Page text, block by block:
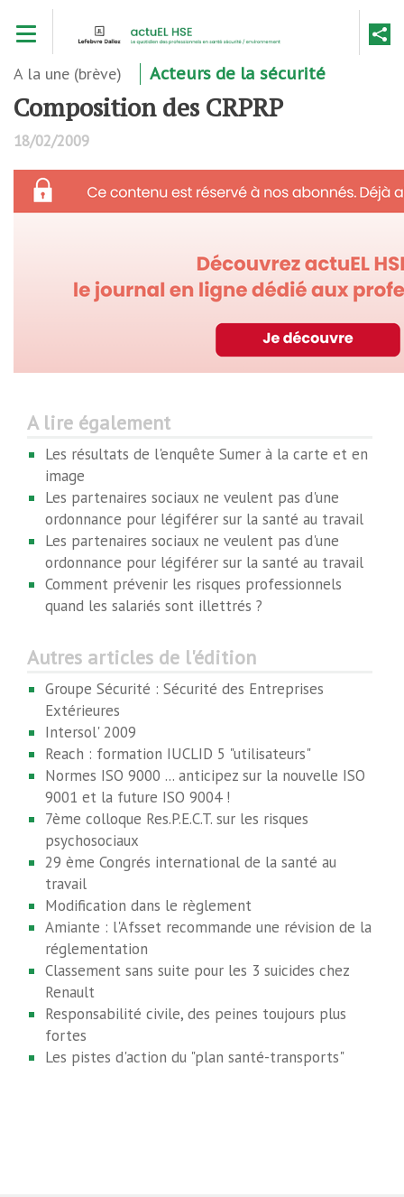
contenu
A la une (brève) Acteurs de la sécurité
Composition des CRPRP
18/02/2009
A lire également
Les résultats de l'enquête Sumer à la carte et en
image
Les partenaires sociaux ne veulent pas d'une
ordonnance pour légiférer sur la santé au travail
Les partenaires sociaux ne veulent pas d'une
ordonnance pour légiférer sur la santé au travail
Comment prévenir les risques professionnels
quand les salariés sont illettrés ?
Autres articles de l'édition
Groupe Sécurité : Sécurité des Entreprises
Extérieures
Intersol' 2009
Reach : formation IUCLID 5 "utilisateurs"
Normes ISO 9000 ... anticipez sur la nouvelle ISO
9001 et la future ISO 9004 !
7ème colloque Res.P.E.C.T. sur les risques
psychosociaux
29 ème Congrés international de la santé au
travail
Modification dans le règlement
Amiante : l'Afsset recommande une révision de la
réglementation
Classement sans suite pour les 3 suicides chez
Renault
Responsabilité civile, des peines toujours plus
fortes
Les pistes d'action du "plan santé-transports"